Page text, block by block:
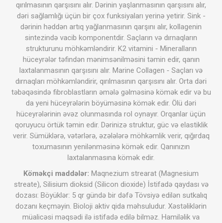
qırılmasının qarşısını alır. Dərinin yaşlanmasının qarşısını alır,
dəri sağlamlığı üçün bir çox funksiyaları yerinə yetirir. Sink -
dərinin həddən artıq yağlanmasının qarşını alır, kollagenin
sintezində vacib komponentdir. Saçların və dırnaqların
strukturunu möhkəmləndirir. K2 vitamini - Mineralların
hüceyrələr təfindən mənimsənilməsini təmin edir, qanın
laxtalanmasının qarşısını alır. Marine Collagen - Saçları və
dırnaqları möhkəmləndirir, qırılmasının qarşısını alır. Orta dəri
təbəqəsində fibroblastların əmələ gəlməsinə kömək edir və bu
da yeni hüceyrələrin böyüməsinə kömək edir. Ölü dəri
hüceyrələrinin əvəz olunmasında rol oynayır. Orqanlar üçün
qoruyucu örtük təmin edir. Dərinizə struktur, güc və elastiklik
verir. Sümüklərə, vətərlərə, əzələlərə möhkəmlik verir, qığırdaq
toxumasının yenilənməsinə kömək edir. Qanınızın
laxtalanmasına kömək edir.
Köməkçi maddələr: Maqnezium strearat (Magnesium
streate), Silisium dioksid (Silicon dioxide) İstifadə qaydası və
dozası: Böyüklər: 5 qr gündə bir dəfə Tövsiyə edilən sutkalıq
dozanı keçməyin. Bioloji aktiv qida məhsuludur. Xəstəliklərin
müalicəsi məqsədi ilə istifadə edilə bilməz. Hamiləlik va